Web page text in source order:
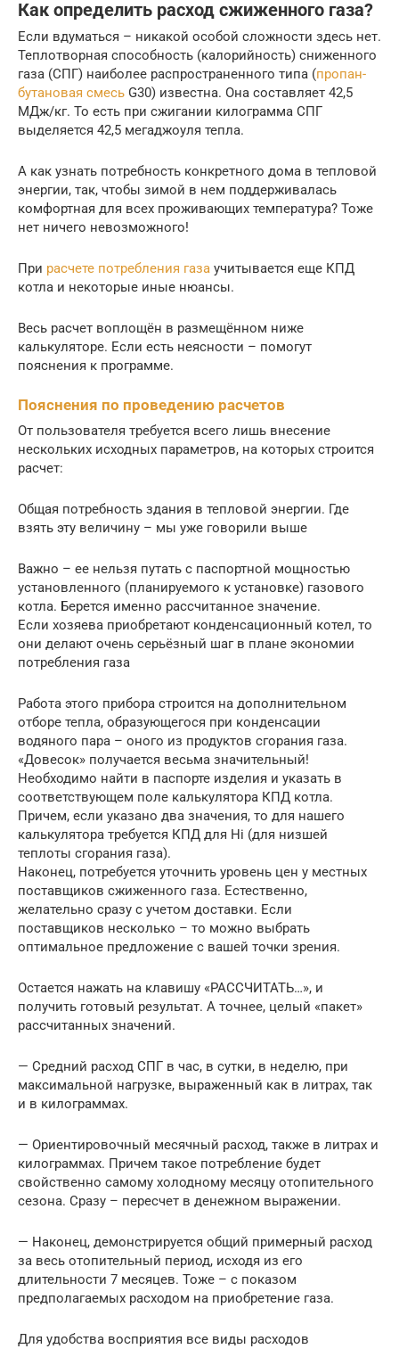
Как определить расход сжиженного газа?
Если вдуматься – никакой особой сложности здесь нет.
Теплотворная способность (калорийность) сниженного
газа (СПГ) наиболее распространенного типа (пропан-
бутановая смесь G30) известна. Она составляет 42,5
МДж/кг. То есть при сжигании килограмма СПГ
выделяется 42,5 мегаджоуля тепла.
А как узнать потребность конкретного дома в тепловой
энергии, так, чтобы зимой в нем поддерживалась
комфортная для всех проживающих температура? Тоже
нет ничего невозможного!
При расчете потребления газа учитывается еще КПД
котла и некоторые иные нюансы.
Весь расчет воплощён в размещённом ниже
калькуляторе. Если есть неясности – помогут
пояснения к программе.
Пояснения по проведению расчетов
От пользователя требуется всего лишь внесение
нескольких исходных параметров, на которых строится
расчет:
Общая потребность здания в тепловой энергии. Где
взять эту величину – мы уже говорили выше
Важно – ее нельзя путать с паспортной мощностью
установленного (планируемого к установке) газового
котла. Берется именно рассчитанное значение.
Если хозяева приобретают конденсационный котел, то
они делают очень серьёзный шаг в плане экономии
потребления газа
Работа этого прибора строится на дополнительном
отборе тепла, образующегося при конденсации
водяного пара – оного из продуктов сгорания газа.
«Довесок» получается весьма значительный!
Необходимо найти в паспорте изделия и указать в
соответствующем поле калькулятора КПД котла.
Причем, если указано два значения, то для нашего
калькулятора требуется КПД для Hi (для низшей
теплоты сгорания газа).
Наконец, потребуется уточнить уровень цен у местных
поставщиков сжиженного газа. Естественно,
желательно сразу с учетом доставки. Если
поставщиков несколько – то можно выбрать
оптимальное предложение с вашей точки зрения.
Остается нажать на клавишу «РАССЧИТАТЬ…», и
получить готовый результат. А точнее, целый «пакет»
рассчитанных значений.
— Средний расход СПГ в час, в сутки, в неделю, при
максимальной нагрузке, выраженный как в литрах, так
и в килограммах.
— Ориентировочный месячный расход, также в литрах и
килограммах. Причем такое потребление будет
свойственно самому холодному месяцу отопительного
сезона. Сразу – пересчет в денежном выражении.
— Наконец, демонстрируется общий примерный расход
за весь отопительный период, исходя из его
длительности 7 месяцев. Тоже – с показом
предполагаемых расходом на приобретение газа.
Для удобства восприятия все виды расходов